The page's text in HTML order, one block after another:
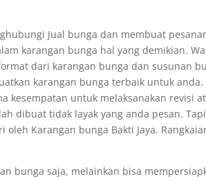
Jual bunga dan membuat
karangan bunga hal yang demikian.
dari karangan bunga dan susunan
karangan bunga terbaik untuk anda.
kesempatan untuk melaksanakan revisi
dibuat tidak layak yang anda pesan. Tapi
Karangan bunga Bakti Jaya.
bunga saja, melainkan bisa